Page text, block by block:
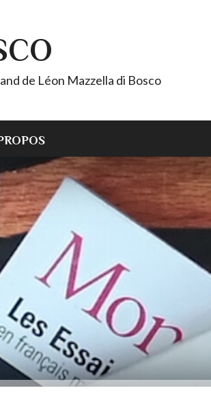
de Léon Mazzella di Bosco